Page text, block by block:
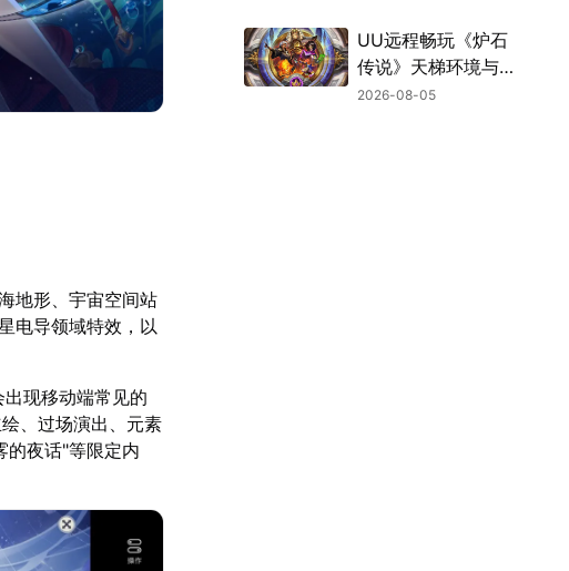
地形、宇宙空间站
电导领域特效，以
现移动端常见的
、过场演出、元素
的夜话"等限定内
UU远程畅玩《炉石
传说》天梯环境与战
棋新机制
2026-08-05